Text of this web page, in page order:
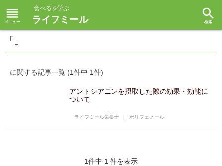
reorder 食べるを学ぶ
ライフミール search
「」
に関する記事一覧 (1件中 1件)
アントシアニンを摂取した際の効果・効能に
ついて
ライフミール栄養士 | ポリフェノール
1件中 1 件を表示